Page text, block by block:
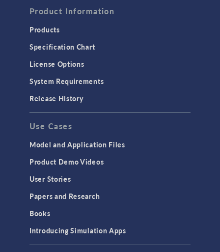
Product Information
Products
Specification Chart
License Options
System Requirements
Release History
Use Cases
Model and Application Files
Product Demo Videos
User Stories
Papers and Research
Books
Introducing Simulation Apps